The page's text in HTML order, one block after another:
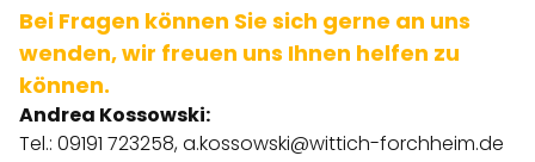
Bei Fragen können Sie sich gerne an uns
wenden, wir freuen uns Ihnen helfen zu
können.
Andrea Kossowski:
Tel.: 09191 723258,a.kossowski@wittich-forchheim.de